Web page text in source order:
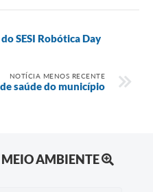
SESI Robótica Day
NOTÍCIA MENOS RECENTE
saúde do município
MEIO AMBIENTE